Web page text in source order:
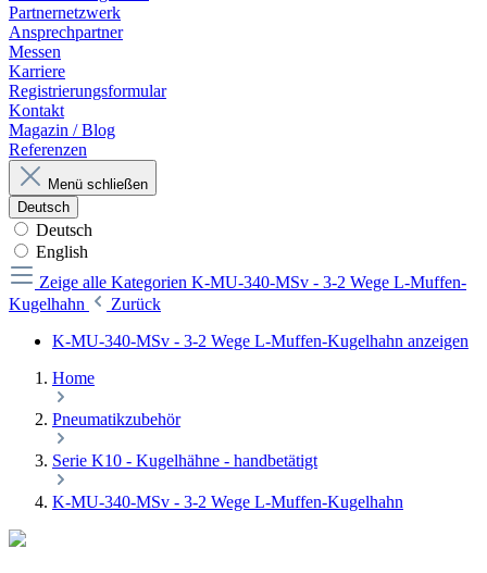
Partnernetzwerk
Ansprechpartner
Messen
Karriere
Registrierungsformular
Kontakt
Magazin / Blog
Referenzen
Menü schließen
Deutsch
Deutsch
English
Zeige alle Kategorien K-MU-340-MSv - 3-2 Wege L-Muffen-
Kugelhahn
Zurück
K-MU-340-MSv - 3-2 Wege L-Muffen-Kugelhahn anzeigen
Home
Pneumatikzubehör
Serie K10 - Kugelhähne - handbetätigt
K-MU-340-MSv - 3-2 Wege L-Muffen-Kugelhahn